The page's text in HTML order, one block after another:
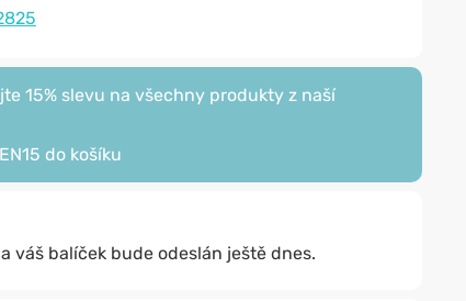
15% slevu na všechny produkty z naší
do košíku
a váš balíček bude odeslán ještě dnes.